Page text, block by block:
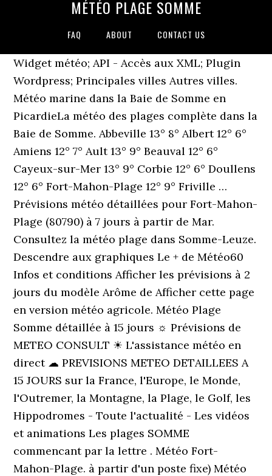
MÉTÉO PLAGE SOMME
FAQ ABOUT CONTACT US
Widget météo; API - Accès aux XML; Plugin
Wordpress; Principales villes Autres villes.
Météo marine dans la Baie de Somme en
PicardieLa météo des plages complète dans la
Baie de Somme. Abbeville 13° 8° Albert 12° 6°
Amiens 12° 7° Ault 13° 9° Beauval 12° 6°
Cayeux-sur-Mer 13° 9° Corbie 12° 6° Doullens
12° 6° Fort-Mahon-Plage 12° 9° Friville …
Prévisions météo détaillées pour Fort-Mahon-
Plage (80790) à 7 jours à partir de Mar.
Consultez la météo plage dans Somme-Leuze.
Descendre aux graphiques Le + de Météo60
Infos et conditions Afficher les prévisions à 2
jours du modèle Arôme de Afficher cette page
en version météo agricole. Météo Plage
Somme détaillée à 15 jours ☼ Prévisions de
METEO CONSULT ☀ L'assistance météo en
direct ☁ PREVISIONS METEO DETAILLEES A
15 JOURS sur la France, l'Europe, le Monde,
l'Outremer, la Montagne, la Plage, le Golf, les
Hippodromes - Toute l'actualité - Les vidéos
et animations Les plages SOMME
commencant par la lettre . Météo Fort-
Mahon-Plage. à partir d'un poste fixe) Météo